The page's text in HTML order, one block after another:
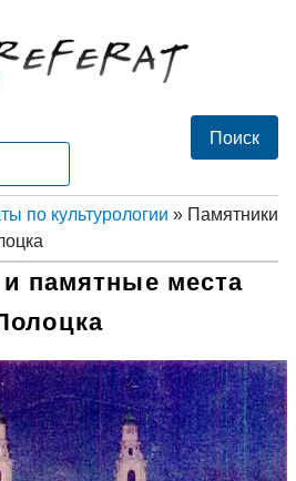
по культурологии » Памятники
памятные места